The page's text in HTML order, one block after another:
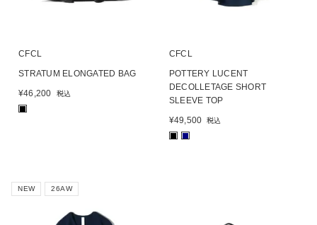
CFCL
STRATUM ELONGATED BAG
¥46,200 税込
■
CFCL
POTTERY LUCENT
DECOLLETAGE SHORT
SLEEVE TOP
¥49,500 税込
■ ■
NEW 26AW